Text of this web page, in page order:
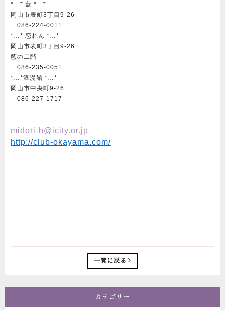
*…* 藍 *…*
岡山市表町3丁目9-26
086-224-0011
*…* 恋れん *…*
岡山市表町3丁目9-26
藍の二階
086-235-0051
*…*浪漫館 *…*
岡山市中央町9-26
086-227-1717
midori-h@icity.or.jp
http://club-okayama.com/
一覧に戻る
カテゴリー